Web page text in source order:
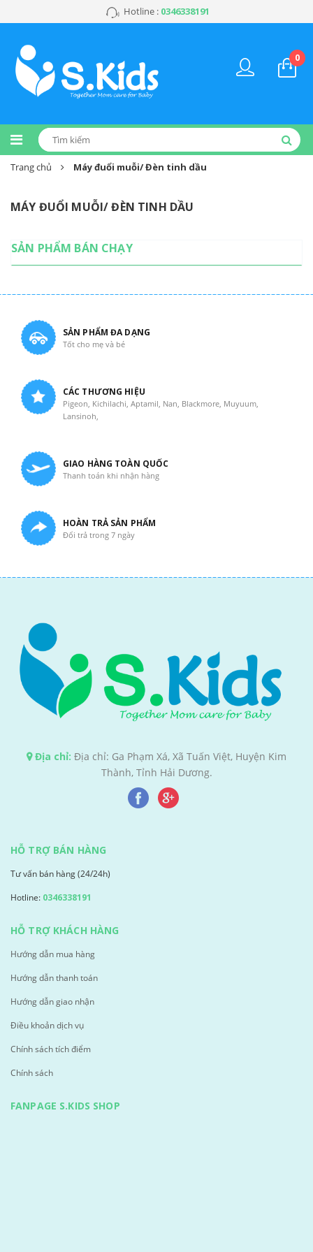
Hotline : 0346338191
0
Trang chủ Máy đuổi muỗi/ Đèn tinh dầu
MÁY ĐUỔI MUỖI/ ĐÈN TINH DẦU
SẢN PHẨM BÁN CHẠY
SẢN PHẨM ĐA DẠNG
Tốt cho mẹ và bé
CÁC THƯƠNG HIỆU
Pigeon, Kichilachi, Aptamil, Nan, Blackmore, Muyuum,
Lansinoh,
GIAO HÀNG TOÀN QUỐC
Thanh toán khi nhận hàng
HOÀN TRẢ SẢN PHẨM
Đổi trả trong 7 ngày
Địa chỉ: Địa chỉ: Ga Phạm Xá, Xã Tuấn Việt, Huyện Kim
Thành, Tỉnh Hải Dương.
HỖ TRỢ BÁN HÀNG
Tư vấn bán hàng (24/24h)
Hotline: 0346338191
HỖ TRỢ KHÁCH HÀNG
Hướng dẫn mua hàng
Hướng dẫn thanh toán
Hướng dẫn giao nhận
Điều khoản dịch vụ
Chính sách tích điểm
Chính sách
FANPAGE S.KIDS SHOP